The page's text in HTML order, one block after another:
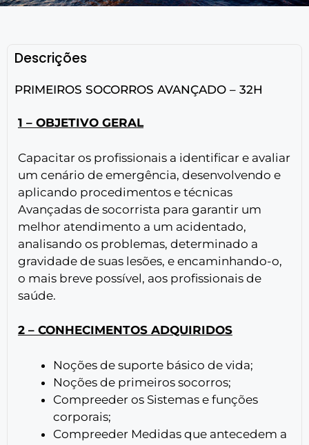
Descrições
PRIMEIROS SOCORROS AVANÇADO – 32H
1 – OBJETIVO GERAL
Capacitar os profissionais a identificar e avaliar
um cenário de emergência, desenvolvendo e
aplicando procedimentos e técnicas
Avançadas de socorrista para garantir um
melhor atendimento a um acidentado,
analisando os problemas, determinado a
gravidade de suas lesões, e encaminhando-o,
o mais breve possível, aos profissionais de
saúde.
2 – CONHECIMENTOS ADQUIRIDOS
Noções de suporte básico de vida;
Noções de primeiros socorros;
Compreeder os Sistemas e funções
corporais;
Compreeder Medidas que antecedem a